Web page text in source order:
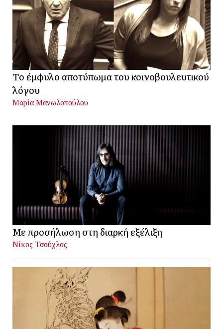
Το έμφυλο αποτύπωμα του κοινοβουλευτικού
λόγου
Μαρία Μανωλοπούλου
Με προσήλωση στη διαρκή εξέλιξη
Νίκος Τσούχλος